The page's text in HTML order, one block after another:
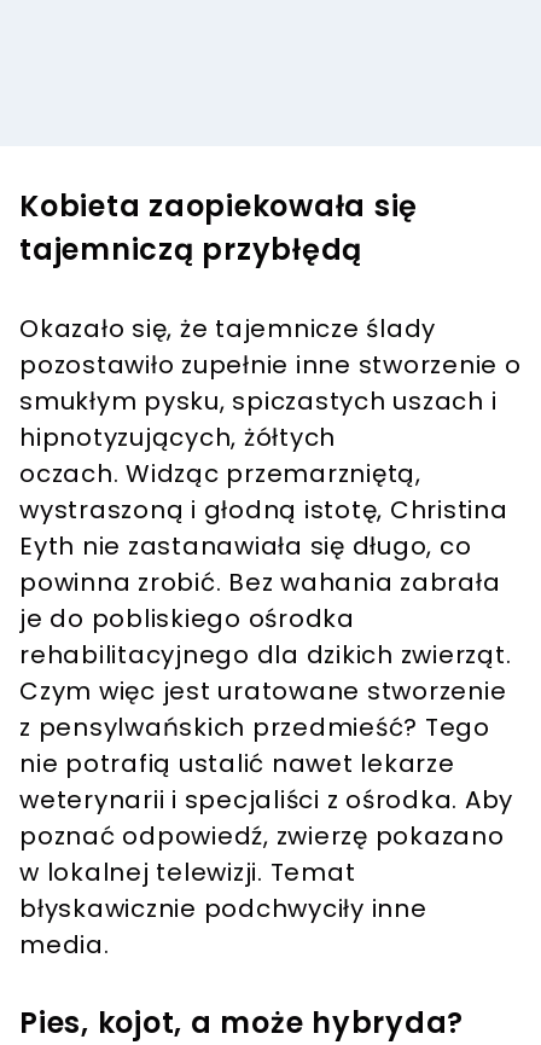
Kobieta zaopiekowała się
tajemniczą przybłędą
Okazało się, że tajemnicze ślady
pozostawiło zupełnie inne stworzenie o
smukłym pysku, spiczastych uszach i
hipnotyzujących, żółtych
oczach. Widząc przemarzniętą,
wystraszoną i głodną istotę, Christina
Eyth nie zastanawiała się długo, co
powinna zrobić. Bez wahania zabrała
je do pobliskiego ośrodka
rehabilitacyjnego dla dzikich zwierząt.
Czym więc jest uratowane stworzenie
z pensylwańskich przedmieść? Tego
nie potrafią ustalić nawet lekarze
weterynarii i specjaliści z ośrodka. Aby
poznać odpowiedź, zwierzę pokazano
w lokalnej telewizji. Temat
błyskawicznie podchwyciły inne
media.
Pies, kojot, a może hybryda?